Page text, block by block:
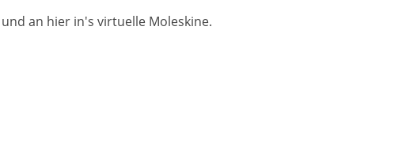
an hier in's virtuelle Moleskine.